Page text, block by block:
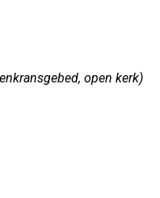
open kerk)